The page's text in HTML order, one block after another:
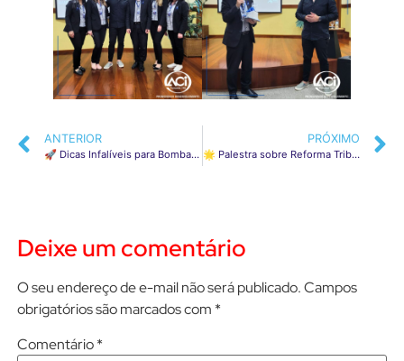
ANTERIOR
🚀 Dicas Infalíveis para Bombar nas Vendas na Black Friday! 🖤✨
PRÓXIMO
🌟 Palestra sobre Reforma Tributária!
Deixe um comentário
O seu endereço de e-mail não será publicado.Campos
obrigatórios são marcados com *
Comentário*